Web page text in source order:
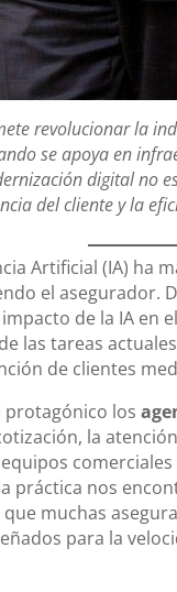
revolucionar la
se apoya en
digital no
del cliente y la
Artificial (IA) ha
el asegurador.
de la IA en
las tareas
de clientes
protagónico los
la
práctica nos
muchas
para la